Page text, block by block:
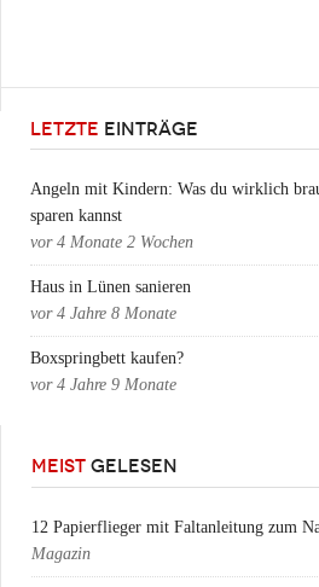
LETZTE EINTRÄGE
Angeln mit Kindern: Was du wirklich
sparen kannst
vor 4 Monate 2 Wochen
Haus in Lünen sanieren
vor 4 Jahre 8 Monate
Boxspringbett kaufen?
vor 4 Jahre 9 Monate
MEIST GELESEN
12 Papierflieger mit Faltanleitung zum
Magazin